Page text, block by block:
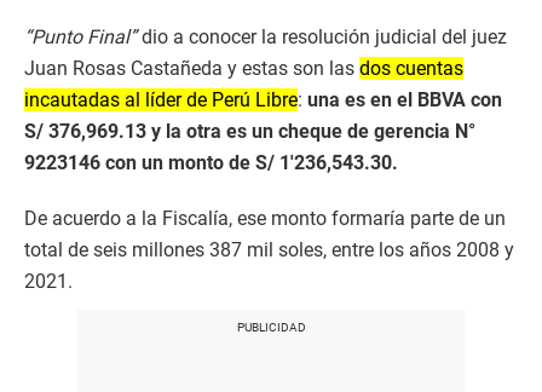
“Punto Final”dio a conocer la resolución judicial del juez
Juan Rosas Castañeda y estas son las dos cuentas
incautadas al líder de Perú Libre: una es en el BBVA con
S/ 376,969.13 y la otra es un cheque de gerencia N°
9223146 con un monto de S/ 1′236,543.30.
De acuerdo a la Fiscalía, ese monto formaría parte de un
total de seis millones 387 mil soles, entre los años 2008 y
2021.